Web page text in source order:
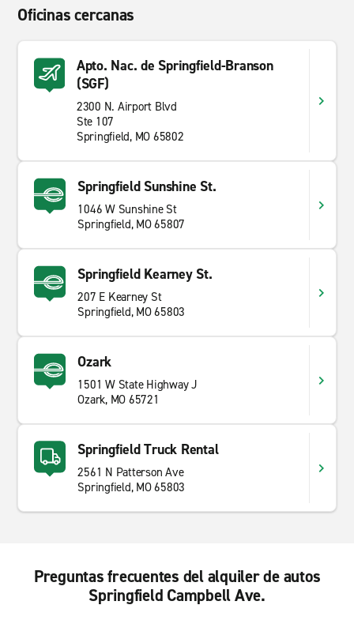
Oficinas cercanas
Apto. Nac. de Springfield-Branson
(SGF)
2300 N. Airport Blvd
Ste 107
Springfield, MO 65802
Springfield Sunshine St.
1046 W Sunshine St
Springfield, MO 65807
Springfield Kearney St.
207 E Kearney St
Springfield, MO 65803
Ozark
1501 W State Highway J
Ozark, MO 65721
Springfield Truck Rental
2561 N Patterson Ave
Springfield, MO 65803
Preguntas frecuentes del alquiler de autos
Springfield Campbell Ave.